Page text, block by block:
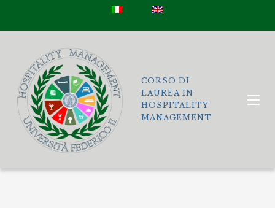
CORSO DI
LAUREA IN
HOSPITALITY
MANAGEMENT